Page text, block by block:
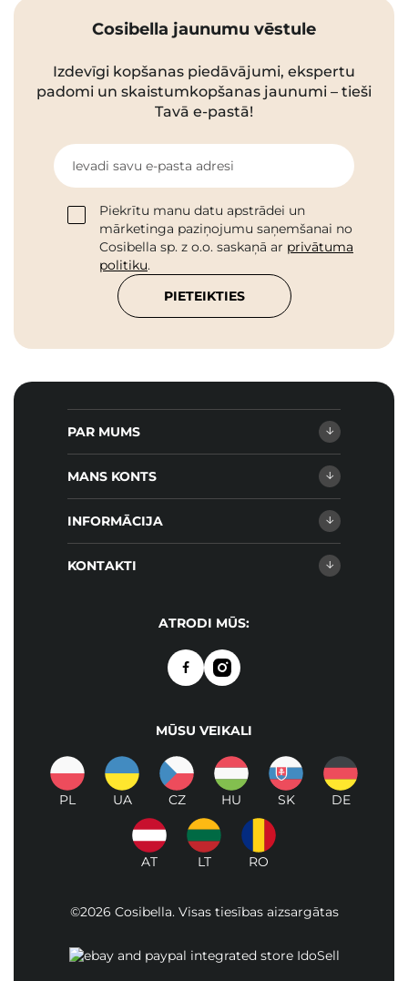
Cosibella jaunumu vēstule
Izdevīgi kopšanas piedāvājumi, ekspertu
padomi un skaistumkopšanas jaunumi – tieši
Tavā e-pastā!
Ievadi savu e-pasta adresi
Piekrītu manu datu apstrādei un
mārketinga paziņojumu saņemšanai no
Cosibella sp. z o.o. saskaņā ar privātuma
politiku.
PIETEIKTIES
PAR MUMS
MANS KONTS
INFORMĀCIJA
KONTAKTI
ATRODI MŪS:
MŪSU VEIKALI
PL UA CZ HU SK DE
AT LT RO
©2026 Cosibella. Visas tiesības aizsargātas